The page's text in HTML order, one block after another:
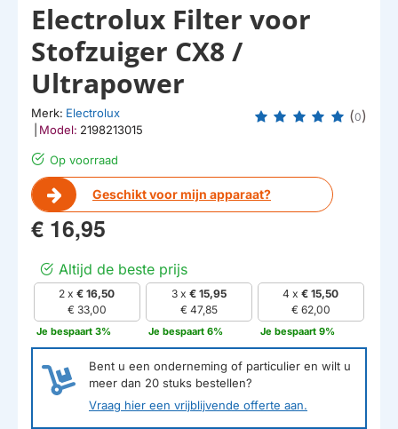
Op voorraad
Geschikt voor mijn apparaat?
Electrolux Filter voor
Stofzuiger CX8 /
Ultrapower
Merk: Electrolux
Model: 2198213015
(0)
€ 16,95
Altijd de beste prijs
2 x€ 16,50
€ 33,00
Je bespaart 3%
3 x € 15,95
€ 47,85
Je bespaart 6%
4 x€ 15,50
€ 62,00
Je bespaart 9%
Bent u een onderneming of particulier en wilt u
meer dan 20 stuks bestellen?
Vraag hier een vrijblijvende offerte aan.